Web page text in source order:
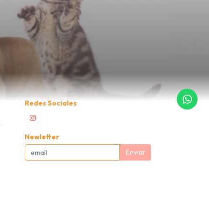
Redes Sociales
Newletter
Enviar